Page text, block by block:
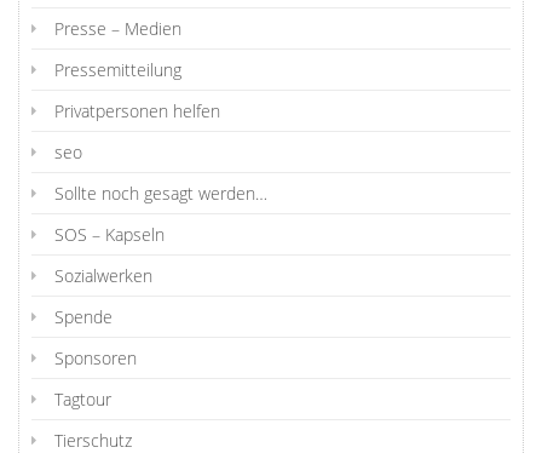
Presse – Medien
Pressemitteilung
Privatpersonen helfen
seo
Sollte noch gesagt werden…
SOS – Kapseln
Sozialwerken
Spende
Sponsoren
Tagtour
Tierschutz